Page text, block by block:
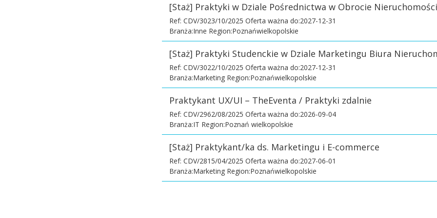
[Staż] Praktyki w Dziale Pośrednictwa w Obrocie
Ref: CDV/3023/10/2025 Oferta ważna do:2027-12-31
Branża:Inne Region:Poznańwielkopolskie
[Staż] Praktyki Studenckie w Dziale Marketingu Biura
Ref: CDV/3022/10/2025 Oferta ważna do:2027-12-31
Branża:Marketing Region:Poznańwielkopolskie
Praktykant UX/UI – TheEventa / Praktyki zdalnie
Ref: CDV/2962/08/2025 Oferta ważna do:2026-09-04
Branża:IT Region:Poznań wielkopolskie
[Staż] Praktykant/ka ds. Marketingu i E-commerce
Ref: CDV/2815/04/2025 Oferta ważna do:2027-06-01
Branża:Marketing Region:Poznańwielkopolskie